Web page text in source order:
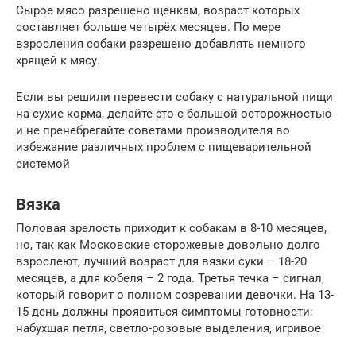
Сырое мясо разрешено щенкам, возраст которых
составляет больше четырёх месяцев. По мере
взросления собаки разрешено добавлять немного
хрящей к мясу.
Если вы решили перевести собаку с натуральной пищи
на сухие корма, делайте это с большой осторожностью
и не пренебрегайте советами производителя во
избежание различных проблем с пищеварительной
системой
Вязка
Половая зрелость приходит к собакам в 8-10 месяцев,
но, так как Московские сторожевые довольно долго
взрослеют, лучший возраст для вязки суки – 18-20
месяцев, а для кобеля – 2 года. Третья течка – сигнал,
который говорит о полном созревании девочки. На 13-
15 день должны проявиться симптомы готовности:
набухшая петля, светло-розовые выделения, игривое